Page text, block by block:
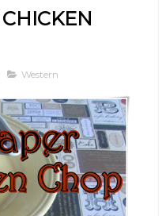
Western